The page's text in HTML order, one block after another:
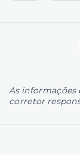
As informações
corretor